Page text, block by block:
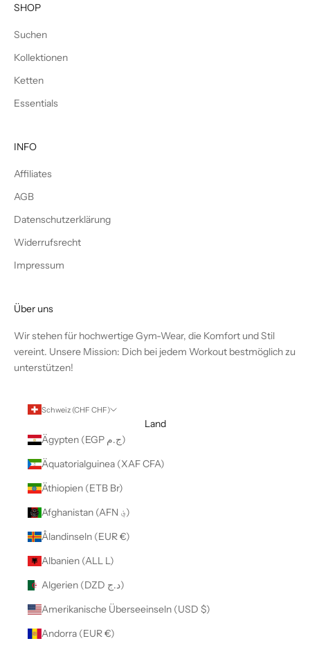
SHOP
Suchen
Kollektionen
Ketten
Essentials
INFO
Affiliates
AGB
Datenschutzerklärung
Widerrufsrecht
Impressum
Über uns
Wir stehen für hochwertige Gym-Wear, die Komfort und Stil
vereint. Unsere Mission: Dich bei jedem Workout bestmöglich zu
unterstützen!
Schweiz (CHF CHF)
Land
Ägypten (EGP ج.م)
Äquatorialguinea (XAF CFA)
Äthiopien (ETB Br)
Afghanistan (AFN ؋)
Ålandinseln (EUR €)
Albanien (ALL L)
Algerien (DZD د.ج)
Amerikanische Überseeinseln (USD $)
Andorra (EUR €)